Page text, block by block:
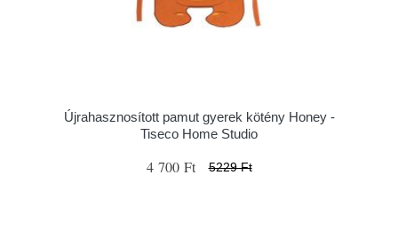
Újrahasznosított pamut gyerek kötény Honey -
Tiseco Home Studio
4 700 Ft 5229 Ft